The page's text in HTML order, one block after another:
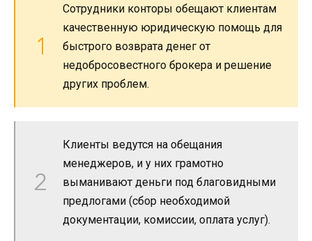
Сотрудники конторы обещают клиентам
качественную юридическую помощь для
быстрого возврата денег от
недобросовестного брокера и решение
других проблем.
Клиенты ведутся на обещания
менеджеров, и у них грамотно
выманивают деньги под благовидными
предлогами (сбор необходимой
документации, комиссии, оплата услуг).